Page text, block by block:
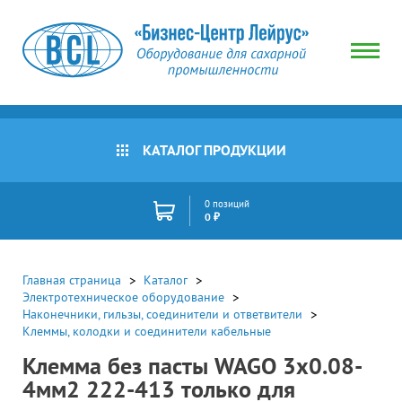
КАТАЛОГ ПРОДУКЦИИ
0 позиций
0 ₽
Главная страница
Каталог
Электротехническое оборудование
Наконечники, гильзы, соединители и ответвители
Клеммы, колодки и соединители кабельные
Клемма без пасты WAGO 3х0.08-
4мм2 222-413 только для